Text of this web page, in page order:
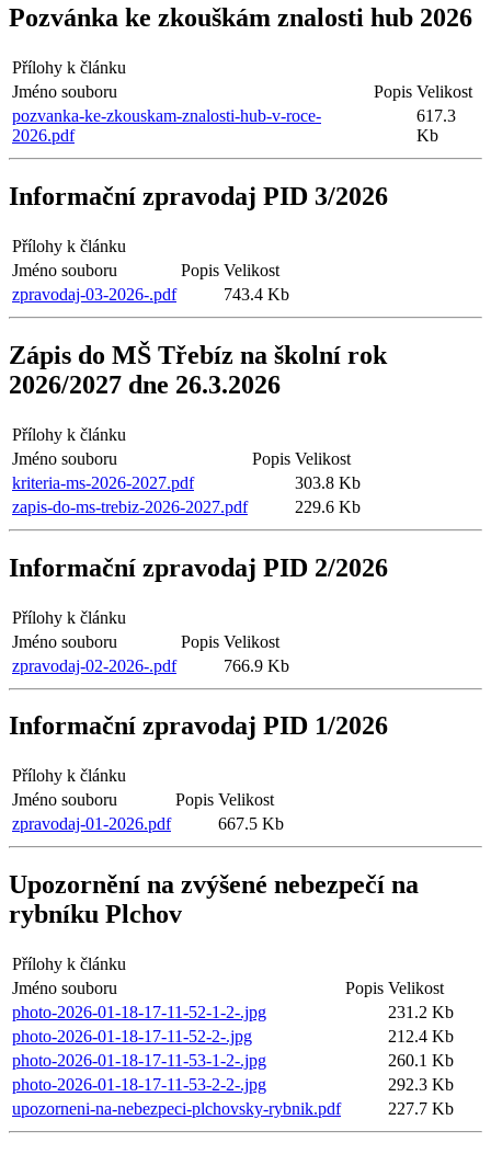
Pozvánka ke zkouškám znalosti hub 2026
Přílohy k článku
Jméno souboru
Popis Velikost
pozvanka-ke-zkouskam-znalosti-hub-v-roce-
2026.pdf
617.3
Kb
Informační zpravodaj PID 3/2026
Přílohy k článku
Jméno souboru
Popis Velikost
zpravodaj-03-2026-.pdf
743.4 Kb
Zápis do MŠ Třebíz na školní rok
2026/2027 dne 26.3.2026
Přílohy k článku
Jméno souboru
Popis Velikost
kriteria-ms-2026-2027.pdf
303.8 Kb
zapis-do-ms-trebiz-2026-2027.pdf
229.6 Kb
Informační zpravodaj PID 2/2026
Přílohy k článku
Jméno souboru
Popis Velikost
zpravodaj-02-2026-.pdf
766.9 Kb
Informační zpravodaj PID 1/2026
Přílohy k článku
Jméno souboru
Popis Velikost
zpravodaj-01-2026.pdf
667.5 Kb
Upozornění na zvýšené nebezpečí na
rybníku Plchov
Přílohy k článku
Jméno souboru
Popis Velikost
photo-2026-01-18-17-11-52-1-2-.jpg
231.2 Kb
photo-2026-01-18-17-11-52-2-.jpg
212.4 Kb
photo-2026-01-18-17-11-53-1-2-.jpg
260.1 Kb
photo-2026-01-18-17-11-53-2-2-.jpg
292.3 Kb
upozorneni-na-nebezpeci-plchovsky-rybnik.pdf
227.7 Kb